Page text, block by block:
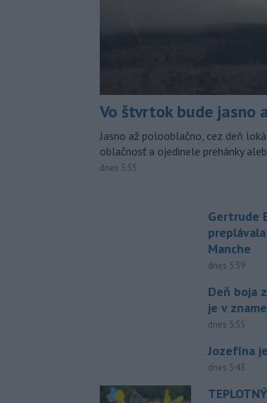
Vo štvrtok bude jasno
Jasno až polooblačno, cez deň
oblačnosť a ojedinele prehánky
dnes 5:55
Gertrude
Manche
dnes 5:39
Deň boja
je v
dnes 5:55
Jozefína
dnes 5:43